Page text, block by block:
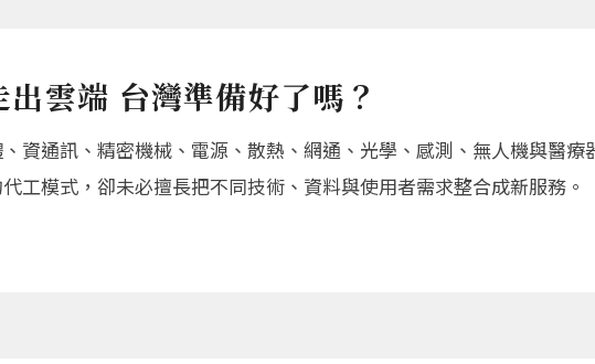
雲端 台灣準備好了嗎？
資通訊、精密機械、電源、散熱、網通、光學、感測、無人機與醫
工模式，卻未必擅長把不同技術、資料與使用者需求整合成新服務。